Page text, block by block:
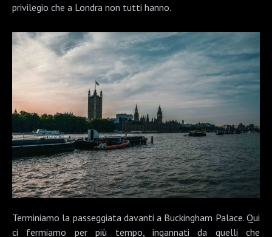
privilegio che a Londra non tutti hanno.
Terminiamo la passeggiata davanti a Buckingham Palace. Qui
ci fermiamo per più tempo, ingannati da quelli che